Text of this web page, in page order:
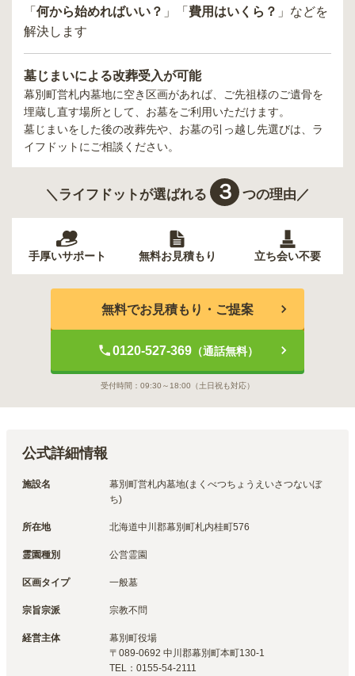
「 何から始めればいい？ 」「 費用はいくら？ 」などを
解決します
墓じまいによる改葬受入が可能
幕別町営札内墓地に空き区画があれば、ご先祖様のご遺骨を
埋蔵し直す場所として、お墓をご利用いただけます。
墓じまいをした後の改葬先や、お墓の引っ越し先選びは、ラ
イフドットにご相談ください。
＼ライフドットが選ばれる ３ つの理由／
手厚いサポート 無料お見積もり 立ち会い不要
無料でお見積もり・ご提案
0120-527-369（通話無料）
受付時間： 09:30～18:00 （土日祝も対応）
公式詳細情報
施設名
幕別町営札内墓地(まくべつちょうえいさつないぼ
ち)
所在地 北海道中川郡幕別町札内桂町576
霊園種別 公営霊園
区画タイプ 一般墓
宗旨宗派 宗教不問
経営主体 幕別町役場
〒 089-0692 中川郡幕別町本町130-1
TEL： 0155-54-2111